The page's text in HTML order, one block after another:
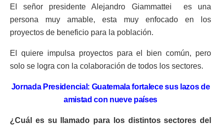
El señor presidente Alejandro Giammattei es una
persona muy amable, esta muy enfocado en los
proyectos de beneficio para la población.
El quiere impulsa proyectos para el bien común, pero
solo se logra con la colaboración de todos los sectores.
Jornada Presidencial: Guatemala fortalece sus lazos de
amistad con nueve países
¿Cuál es su llamado para los distintos sectores del